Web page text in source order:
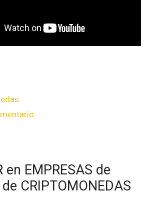
en EMPRESAS de
CRIPTOMONEDAS